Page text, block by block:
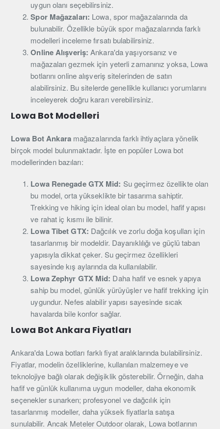
uygun olanı seçebilirsiniz.
Spor Mağazaları: Lowa, spor mağazalarında da
bulunabilir. Özellikle büyük spor mağazalarında farklı
modelleri inceleme fırsatı bulabilirsiniz.
Online Alışveriş: Ankara'da yaşıyorsanız ve
mağazaları gezmek için yeterli zamanınız yoksa, Lowa
botlarını online alışveriş sitelerinden de satın
alabilirsiniz. Bu sitelerde genellikle kullanıcı yorumlarını
inceleyerek doğru kararı verebilirsiniz.
Lowa Bot Modelleri
Lowa Bot Ankaramağazalarında farklı ihtiyaçlara yönelik
birçok model bulunmaktadır. İşte en popüler Lowa bot
modellerinden bazıları:
Lowa Renegade GTX Mid: Su geçirmez özellikte olan
bu model, orta yükseklikte bir tasarıma sahiptir.
Trekking ve hiking için ideal olan bu model, hafif yapısı
ve rahat iç kısmı ile bilinir.
Lowa Tibet GTX: Dağcılık ve zorlu doğa koşulları için
tasarlanmış bir modeldir. Dayanıklılığı ve güçlü taban
yapısıyla dikkat çeker. Su geçirmez özellikleri
sayesinde kış aylarında da kullanılabilir.
Lowa Zephyr GTX Mid: Daha hafif ve esnek yapıya
sahip bu model, günlük yürüyüşler ve hafif trekking için
uygundur. Nefes alabilir yapısı sayesinde sıcak
havalarda bile konfor sağlar.
Lowa Bot Ankara Fiyatları
Ankara'da Lowa botları farklı fiyat aralıklarında bulabilirsiniz.
Fiyatlar, modelin özelliklerine, kullanılan malzemeye ve
teknolojiye bağlı olarak değişiklik gösterebilir. Örneğin, daha
hafif ve günlük kullanıma uygun modeller, daha ekonomik
seçenekler sunarken; profesyonel ve dağcılık için
tasarlanmış modeller, daha yüksek fiyatlarla satışa
sunulabilir. Ancak Meteler Outdoor olarak, Lowa botlarının